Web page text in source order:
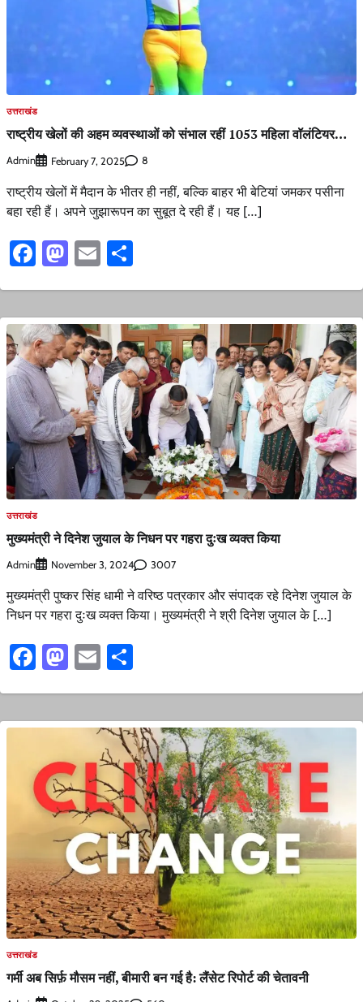
उत्तराखंड
राष्ट्रीय खेलों की अहम व्यवस्थाओं को संभाल रहीं 1053 महिला वॉलंटियर…
Admin February 7, 2025 8
राष्ट्रीय खेलों में मैदान के भीतर ही नहीं, बल्कि बाहर भी बेटियां जमकर पसीना
बहा रही हैं। अपने जुझारूपन का सुबूत दे रही हैं। यह […]
Facebook
Mastodon
Email
उत्तराखंड
मुख्यमंत्री ने दिनेश जुयाल के निधन पर गहरा दुःख व्यक्त किया
Admin November 3, 2024 3007
मुख्यमंत्री पुष्कर सिंह धामी ने वरिष्ठ पत्रकार और संपादक रहे दिनेश जुयाल के
निधन पर गहरा दुःख व्यक्त किया। मुख्यमंत्री ने श्री दिनेश जुयाल के […]
Facebook
Mastodon
Email
उत्तराखंड
गर्मी अब सिर्फ़ मौसम नहीं, बीमारी बन गई है: लैंसेट रिपोर्ट की चेतावनी